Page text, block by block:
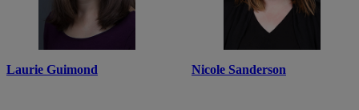
Laurie Guimond Nicole Sanderson